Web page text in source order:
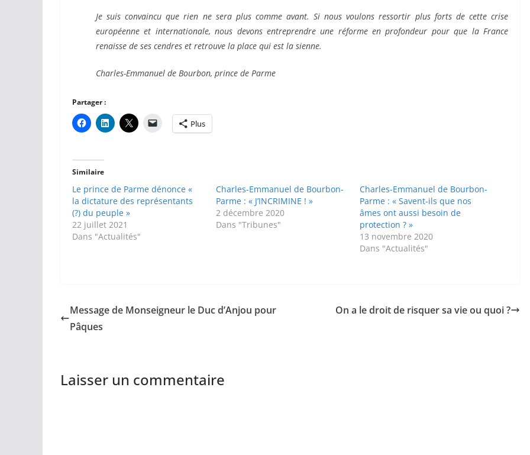
Je suis convaincu que rien ne sera plus comme avant. Si nous voulons ressortir plus forts de cette crise
européenne et internationale, nous devons entreprendre une réforme en profondeur pour que la France
renaisse de ses cendres et retrouve la place qui est la sienne.
Charles-Emmanuel de Bourbon, prince de Parme
Partager :
Plus
Similaire
Le prince de Parme dénonce «
la dictature des représentants
(?) du peuple »
22 juillet 2021
Dans "Actualités"
Charles-Emmanuel de Bourbon-
Parme : « J’INCRIMINE ! »
2 décembre 2020
Dans "Tribunes"
Charles-Emmanuel de Bourbon-
Parme : « Savent-ils que nos
âmes ont aussi besoin de
protection ? »
13 novembre 2020
Dans "Actualités"
Message de Monseigneur le Duc d’Anjou pour
Pâques
On a le droit de risquer sa vie ou quoi ?
Laisser un commentaire